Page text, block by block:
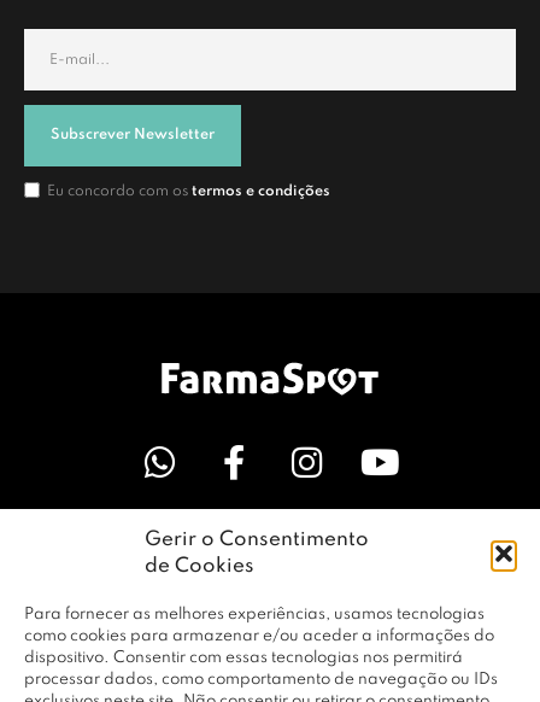
Gerir o Consentimento
de Cookies
Para fornecer as melhores experiências, usamos tecnologias
como cookies para armazenar e/ou aceder a informações do
dispositivo. Consentir com essas tecnologias nos permitirá
processar dados, como comportamento de navegação ou IDs
Subscrever Newsletter
Eu concordo com os termos e condições
LINKS ÚTEIS
EMPRESA